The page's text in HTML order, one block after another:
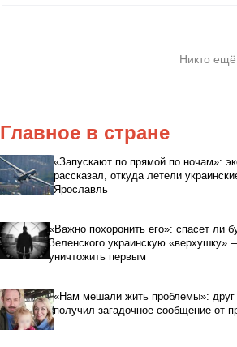
Никто
Главное в стране
«Запускают по прямой по ночам»:
рассказал, откуда летели
Ярославль
«Важно похоронить его»: спасет ли
Зеленского украинскую «верхушку»
уничтожить первым
«Нам мешали жить проблемы»: друг
получил загадочное сообщение от